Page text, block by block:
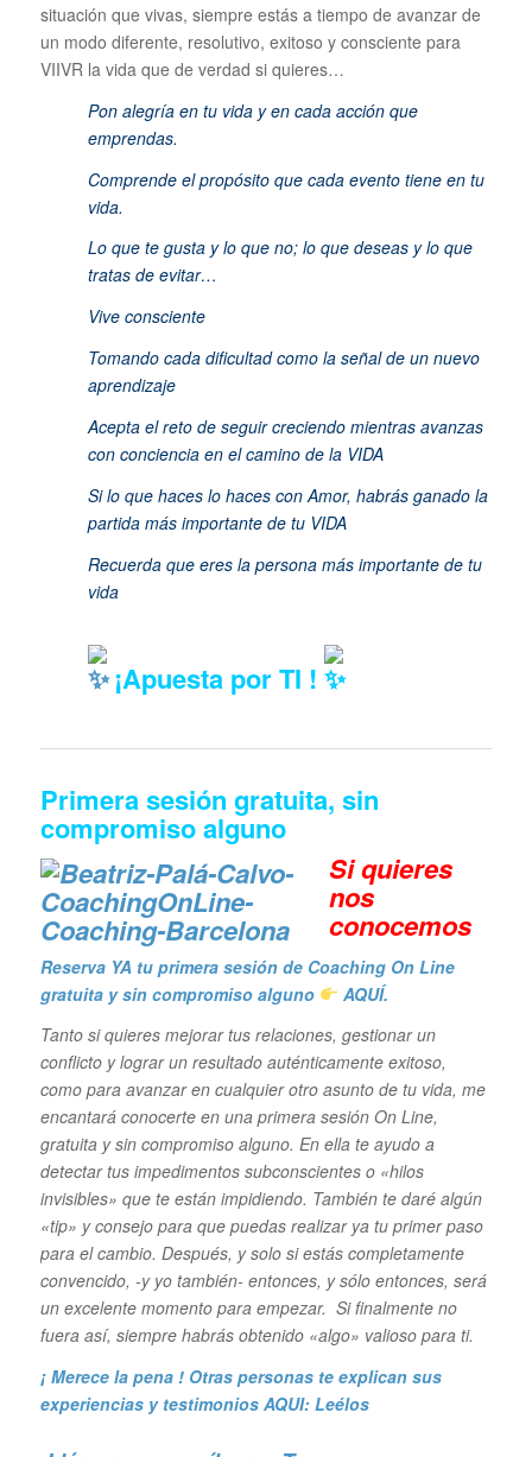
situación que vivas, siempre estás a tiempo de avanzar de
un modo diferente, resolutivo, exitoso y consciente para
VIIVR la vida que de verdad si quieres…
Pon alegría en tu vida y en cada acción que
emprendas.
Comprende el propósito que cada evento tiene en tu
vida.
Lo que te gusta y lo que no; lo que deseas y lo que
tratas de evitar…
Vive consciente
Tomando cada dificultad como la señal de un nuevo
aprendizaje
Acepta el reto de seguir creciendo mientras avanzas
con conciencia en el camino de la VIDA
Si lo que haces lo haces con Amor, habrás ganado la
partida más importante de tu VIDA
Recuerda que eres la persona más importante de tu
vida
¡Apuesta por TI !
Primera sesión gratuita, sin
compromiso alguno
Si quieres
nos
conocemos
Reserva YA tu primera sesión de Coaching On Line
gratuita y sin compromiso alguno
AQUÍ.
Tanto si quieres mejorar tus relaciones, gestionar un
conflicto y lograr un resultado auténticamente exitoso,
como para avanzar en cualquier otro asunto de tu vida, me
encantará conocerte en una primera sesión On Line,
gratuita y sin compromiso alguno. En ella te ayudo a
detectar tus impedimentos subconscientes o «hilos
invisibles» que te están impidiendo. También te daré algún
«tip» y consejo para que puedas realizar ya tu primer paso
para el cambio. Después, y solo si estás completamente
convencido, -y yo también- entonces, y sólo entonces, será
un excelente momento para empezar. Si finalmente no
fuera así, siempre habrás obtenido «algo» valioso para ti.
¡ Merece la pena ! Otras personas te explican sus
experiencias y testimonios AQUI: Leélos